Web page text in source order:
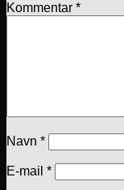
Kommentar *
Navn *
E-mail *